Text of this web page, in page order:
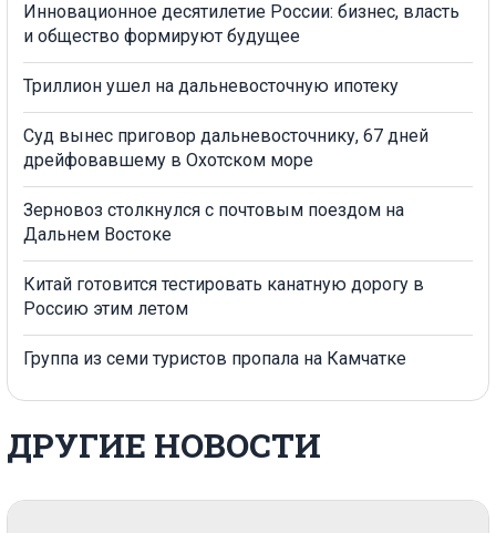
Инновационное десятилетие России: бизнес, власть
и общество формируют будущее
Триллион ушел на дальневосточную ипотеку
Суд вынес приговор дальневосточнику, 67 дней
дрейфовавшему в Охотском море
Зерновоз столкнулся с почтовым поездом на
Дальнем Востоке
Китай готовится тестировать канатную дорогу в
Россию этим летом
Группа из семи туристов пропала на Камчатке
ДРУГИЕ НОВОСТИ